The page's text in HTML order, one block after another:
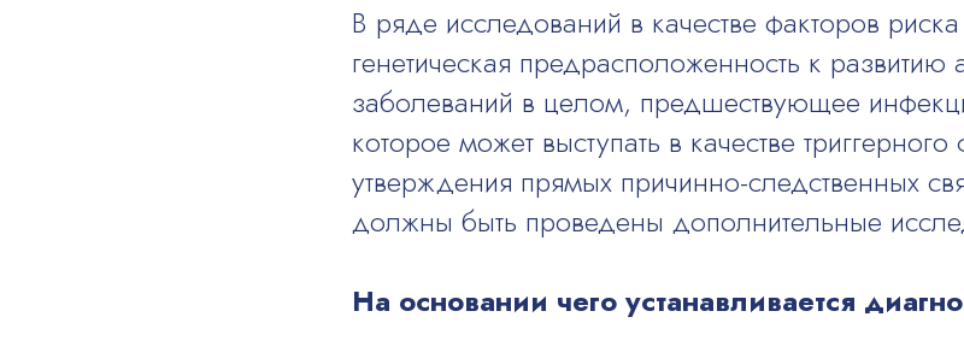
В ряде исследований в качестве факторов
генетическая предрасположенность к развитию
заболеваний в целом, предшествующее
которое может выступать в качестве
утверждения прямых причинно-следственных
должны быть проведены дополнительные
На основании чего устанавливается